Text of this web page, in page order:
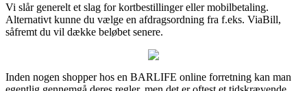
Vi slår generelt et slag for kortbestillinger eller mobilbetaling.
Alternativt kunne du vælge en afdragsordning fra f.eks. ViaBill,
såfremt du vil dække beløbet senere.
Inden nogen shopper hos en BARLIFE online forretning kan man